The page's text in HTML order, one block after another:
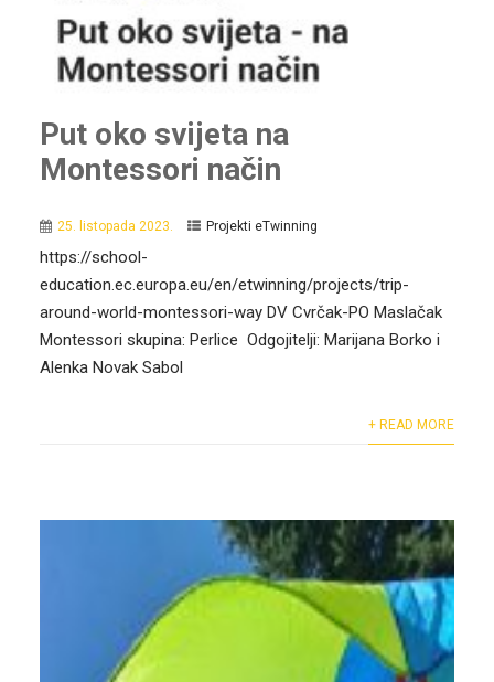
Put oko svijeta na
Montessori način
25. listopada 2023. Projekti eTwinning
https://school-
education.ec.europa.eu/en/etwinning/projects/trip-
around-world-montessori-way DV Cvrčak-PO Maslačak
Montessori skupina: Perlice Odgojitelji: Marijana Borko i
Alenka Novak Sabol
+ READ MORE